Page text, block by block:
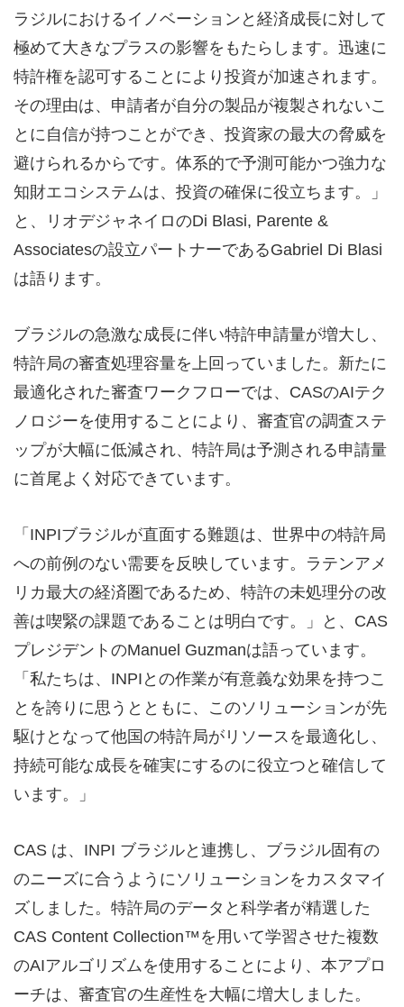
ラジルにおけるイノベーションと経済成長に対して
極めて大きなプラスの影響をもたらします。迅速に
特許権を認可することにより投資が加速されます。
その理由は、申請者が自分の製品が複製されないこ
とに自信が持つことができ、投資家の最大の脅威を
避けられるからです。体系的で予測可能かつ強力な
知財エコシステムは、投資の確保に役立ちます。」
と、リオデジャネイロのDi Blasi, Parente &
Associatesの設立パートナーであるGabriel Di Blasi
は語ります。
ブラジルの急激な成長に伴い特許申請量が増大し、
特許局の審査処理容量を上回っていました。新たに
最適化された審査ワークフローでは、CASのAIテク
ノロジーを使用することにより、審査官の調査ステ
ップが大幅に低減され、特許局は予測される申請量
に首尾よく対応できています。
「INPIブラジルが直面する難題は、世界中の特許局
への前例のない需要を反映しています。ラテンアメ
リカ最大の経済圏であるため、特許の未処理分の改
善は喫緊の課題であることは明白です。」と、CAS
プレジデントのManuel Guzmanは語っています。
「私たちは、INPIとの作業が有意義な効果を持つこ
とを誇りに思うとともに、このソリューションが先
駆けとなって他国の特許局がリソースを最適化し、
持続可能な成長を確実にするのに役立つと確信して
います。」
CAS は、INPI ブラジルと連携し、ブラジル固有の
のニーズに合うようにソリューションをカスタマイ
ズしました。特許局のデータと科学者が精選した
CAS Content Collection™を用いて学習させた複数
のAIアルゴリズムを使用することにより、本アプロ
ーチは、審査官の生産性を大幅に増大しました。